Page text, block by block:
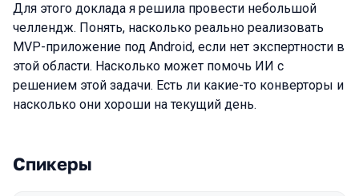
Для этого доклада я решила провести небольшой
челлендж. Понять, насколько реально реализовать
MVP-приложение под Android, если нет экспертности в
этой области. Насколько может помочь ИИ с
решением этой задачи. Есть ли какие-то конверторы и
насколько они хороши на текущий день.
Спикеры